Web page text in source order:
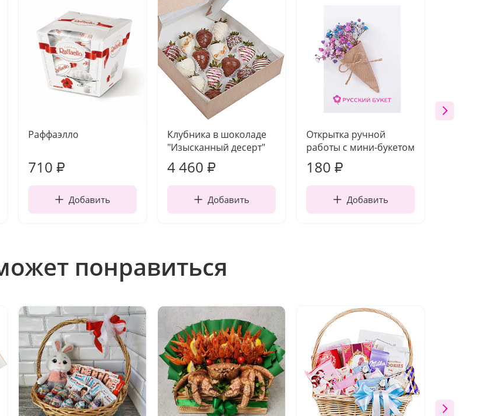
Раффаэлло
710 ₽
Добавить
Клубника в шоколаде
"Изысканный десерт"
4 460 ₽
Добавить
Открытка ручной
работы с мини-букетом
180 ₽
Добавить
понравиться